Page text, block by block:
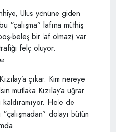
Ulus yönüne giden
“çalışma” lafına müthiş
beleş bir laf olmaz) var.
felç oluyor.
çıkar. Kim nereye
mutlaka Kızılay’a uğrar.
Hele de
dolayı bütün
a.